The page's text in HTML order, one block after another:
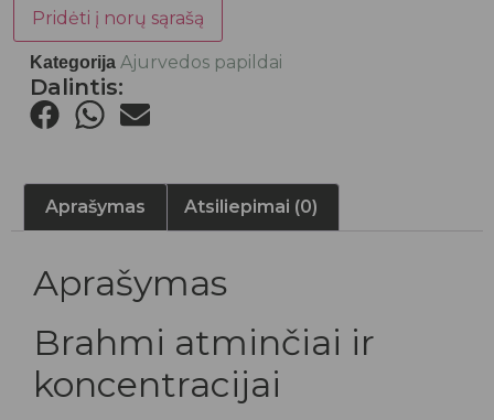
Pridėti į norų sąrašą
Kategorija Ajurvedos papildai
Dalintis:
Aprašymas Atsiliepimai (0)
Aprašymas
Brahmi atminčiai ir
koncentracijai